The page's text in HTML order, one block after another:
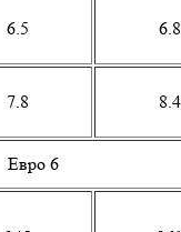
6.5 6.8
7.8 8.4
Евро 6